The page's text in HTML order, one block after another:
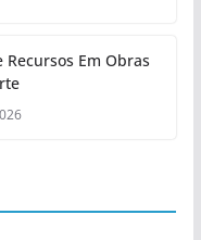
Recursos Em Obras